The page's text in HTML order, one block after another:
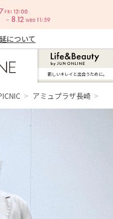
について
新しいキレイと出合うために。
アミュプラザ長崎